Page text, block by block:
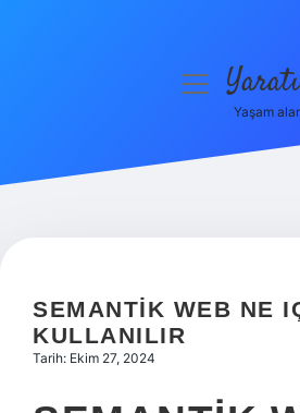
Hakkımızda
menüyü
Yaşam
SEMANTIK WEB NE
KULLANILIR
Tarih: Ekim 27, 2024